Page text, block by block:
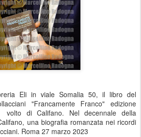
Eli in viale Somalia 50, il libro del
"Francamente Franco" edizione
di Califano. Nel decennale della
una biografia romanzata nei ricordi
Roma 27 marzo 2023